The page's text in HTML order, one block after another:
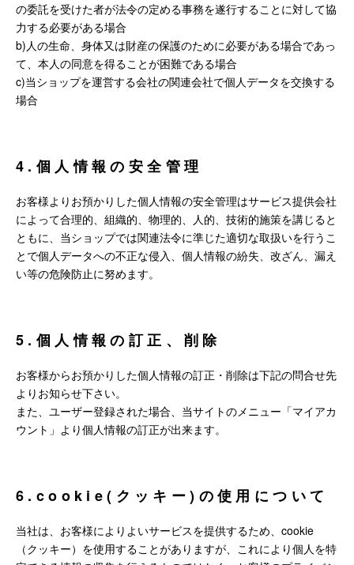
の委託を受けた者が法令の定める事務を遂行することに対して協
力する必要がある場合
b)人の生命、身体又は財産の保護のために必要がある場合であっ
て、本人の同意を得ることが困難である場合
c)当ショップを運営する会社の関連会社で個人データを交換する
場合
4.個人情報の安全管理
お客様よりお預かりした個人情報の安全管理はサービス提供会社
によって合理的、組織的、物理的、人的、技術的施策を講じると
ともに、当ショップでは関連法令に準じた適切な取扱いを行うこ
とで個人データへの不正な侵入、個人情報の紛失、改ざん、漏え
い等の危険防止に努めます。
5.個人情報の訂正、削除
お客様からお預かりした個人情報の訂正・削除は下記の問合せ先
よりお知らせ下さい。
また、ユーザー登録された場合、当サイトのメニュー「マイアカ
ウント」より個人情報の訂正が出来ます。
6.cookie(クッキー)の使用について
当社は、お客様によりよいサービスを提供するため、cookie
（クッキー）を使用することがありますが、これにより個人を特